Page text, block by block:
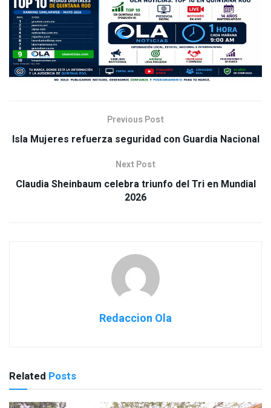
Previous Post
Isla Mujeres refuerza seguridad con Guardia Nacional
Next Post
Claudia Sheinbaum celebra triunfo del Tri en Mundial
2026
Redaccion Ola
Related Posts